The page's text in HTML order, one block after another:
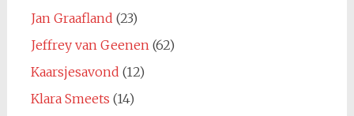
Jan Graafland (23)
Jeffrey van Geenen (62)
Kaarsjesavond (12)
Klara Smeets (14)